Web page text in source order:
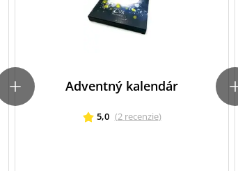
Adventný kalendár
5,0 (2 recenzie)